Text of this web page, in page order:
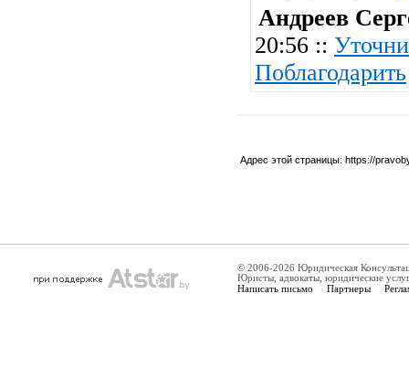
Андреев
20:56 ::
Поблагодарить
Адрес этой страницы: https://
© 2006-2026 Юридическая
Юристы, адвокаты, юридические
Написать письмо Партнеры